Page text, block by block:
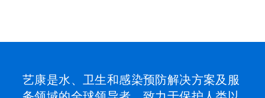
艺康是水、卫生和感染预防解决方案及服